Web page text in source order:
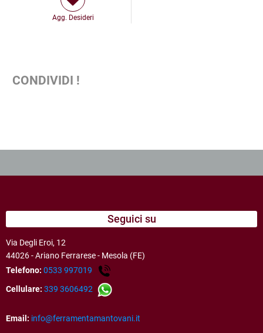
Agg. Desideri
CONDIVIDI !
Seguici su
Via Degli Eroi, 12
44026 - Ariano Ferrarese - Mesola (FE)
Telefono: 0533 997019
Cellulare: 339 3606492
Email: info@ferramentamantovani.it